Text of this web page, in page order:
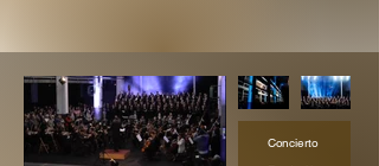
Concierto